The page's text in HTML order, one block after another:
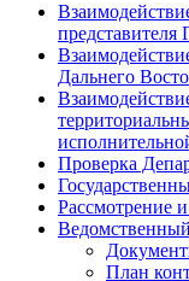
Дальнего
Проверка
Рассмотрение
План